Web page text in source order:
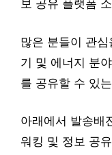
보 공유 플랫폼
많은 분들이 관
기 및 에너지 분
를 공유할 수 있
아래에서 발송배
워킹 및 정보 공